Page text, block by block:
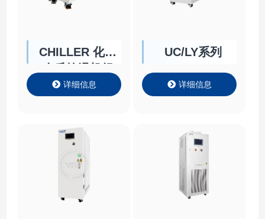
CHILLER 化学
详细信息
UC/LY系列
详细信息